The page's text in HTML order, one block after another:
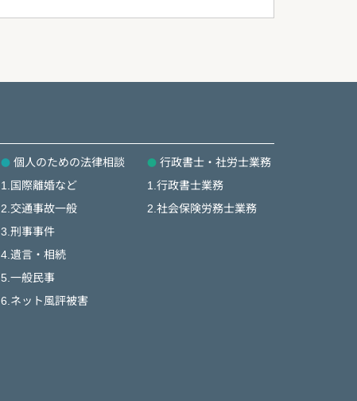
個人のための法律相談
1.国際離婚など
2.交通事故一般
3.刑事事件
4.遺言・相続
5.一般民事
6.ネット風評被害
行政書士・社労士業務
1.行政書士業務
2.社会保険労務士業務